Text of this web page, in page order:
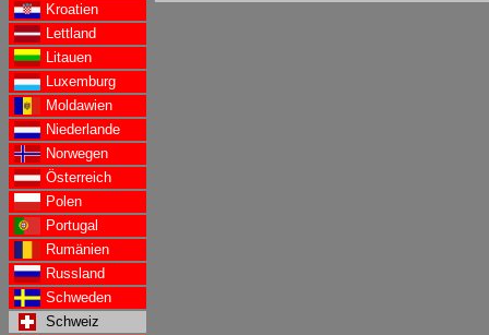
Kroatien
Lettland
Litauen
Luxemburg
Moldawien
Niederlande
Norwegen
Österreich
Polen
Portugal
Rumänien
Russland
Schweden
Schweiz